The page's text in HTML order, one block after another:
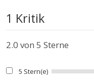
1 Kritik
2.0 von 5 Sterne
5 Stern(e)